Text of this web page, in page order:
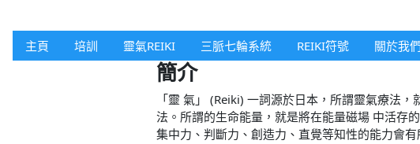
主頁 培訓 靈氣REIKI 三脈七輪系統 REIKI符號 關於我們
簡介
「靈 氣」 (Reiki) 一詞源於日本，所謂靈氣療法
法。所謂的生命能量，就是將在能量磁場 中活存
集中力、判斷力、創造力、直覺等知性的能力會